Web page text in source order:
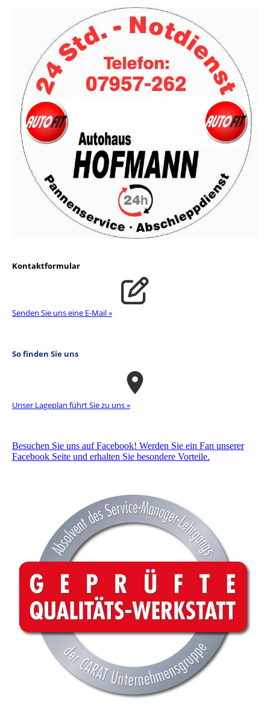
Kontaktformular
Senden Sie uns eine E-Mail »
So finden Sie uns
Unser La­ge­plan führt Sie zu uns »
Besuchen Sie uns auf Facebook! Werden Sie ein Fan unserer
Facebook Seite und erhalten Sie besondere Vorteile.